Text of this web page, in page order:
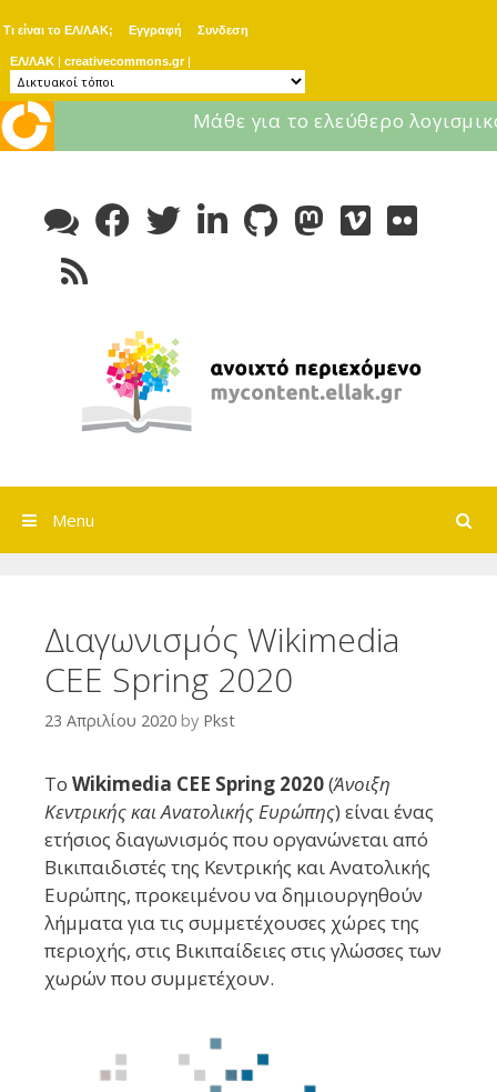
Τι είναι το ΕΛ/ΛΑΚ; Εγγραφή Συνδεση
ΕΛ/ΛΑΚ | creativecommons.gr |
Μάθε για το ελεύθερο
content
Search
Menu
Διαγωνισμός Wikimedia
CEE Spring 2020
23 Απριλίου 2020 by Pkst
Tο Wikimedia CEE Spring 2020(Άνοιξη
Κεντρικής και Ανατολικής Ευρώπης) είναι ένας
ετήσιος διαγωνισμός που οργανώνεται από
Βικιπαιδιστές της Κεντρικής και Ανατολικής
Ευρώπης, προκειμένου να δημιουργηθούν
λήμματα για τις συμμετέχουσες χώρες της
περιοχής, στις Βικιπαίδειες στις γλώσσες των
χωρών που συμμετέχουν.